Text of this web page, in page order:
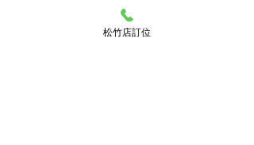
松竹店訂位